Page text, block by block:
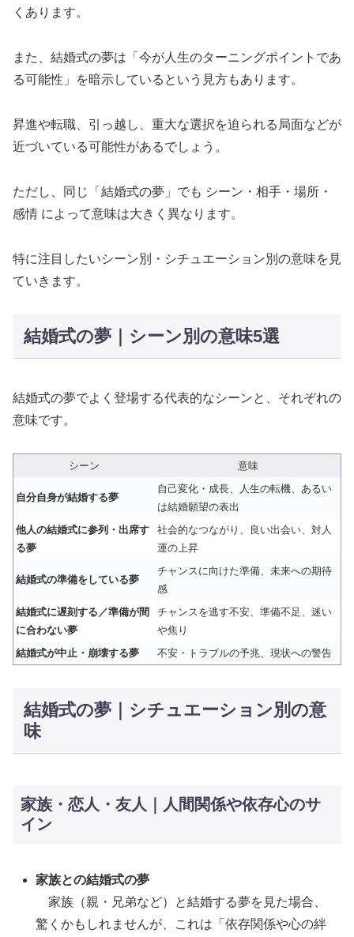
くあります。
また、結婚式の夢は「今が人生のターニングポイントであ
る可能性」を暗示しているという見方もあります。
昇進や転職、引っ越し、重大な選択を迫られる局面などが
近づいている可能性があるでしょう。
ただし、同じ「結婚式の夢」でも シーン・相手・場所・
感情 によって意味は大きく異なります。
特に注目したいシーン別・シチュエーション別の意味を見
ていきます。
結婚式の夢｜シーン別の意味5選
結婚式の夢でよく登場する代表的なシーンと、それぞれの
意味です。
シーン 意味
自分自身が結婚する夢
自己変化・成長、人生の転機、あるい
は結婚願望の表出
他人の結婚式に参列・出席す
る夢
社会的なつながり、良い出会い、対人
運の上昇
結婚式の準備をしている夢
チャンスに向けた準備、未来への期待
感
結婚式に遅刻する／準備が間
に合わない夢
チャンスを逃す不安、準備不足、迷い
や焦り
結婚式が中止・崩壊する夢
不安・トラブルの予兆、現状への警告
結婚式の夢｜シチュエーション別の意
味
家族・恋人・友人｜人間関係や依存心のサ
イン
家族との結婚式の夢
家族（親・兄弟など）と結婚する夢を見た場合、
驚くかもしれませんが、これは「依存関係や心の絆